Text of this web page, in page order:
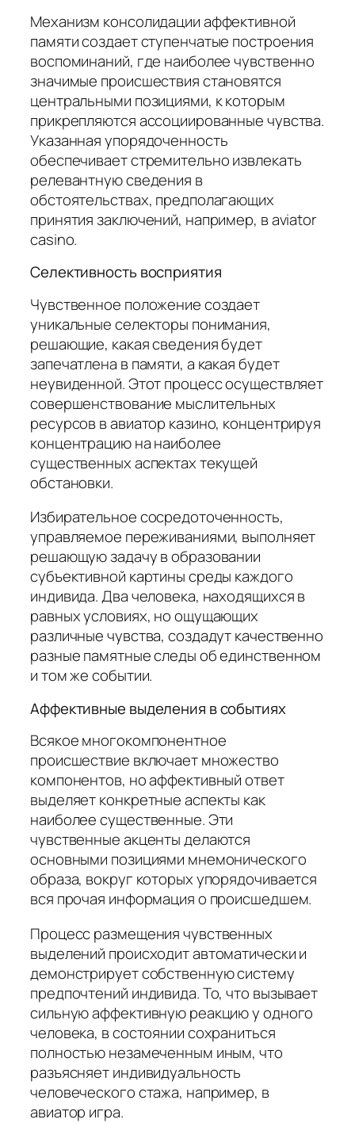
Механизм консолидации аффективной
памяти создает ступенчатые построения
воспоминаний, где наиболее чувственно
значимые происшествия становятся
центральными позициями, к которым
прикрепляются ассоциированные чувства.
Указанная упорядоченность
обеспечивает стремительно извлекать
релевантную сведения в
обстоятельствах, предполагающих
принятия заключений, например, в aviator
casino.
Селективность восприятия
Чувственное положение создает
уникальные селекторы понимания,
решающие, какая сведения будет
запечатлена в памяти, а какая будет
неувиденной. Этот процесс осуществляет
совершенствование мыслительных
ресурсов в авиатор казино, концентрируя
концентрацию на наиболее
существенных аспектах текущей
обстановки.
Избирательное сосредоточенность,
управляемое переживаниями, выполняет
решающую задачу в образовании
субъективной картины среды каждого
индивида. Два человека, находящихся в
равных условиях, но ощущающих
различные чувства, создадут качественно
разные памятные следы об единственном
и том же событии.
Аффективные выделения в событиях
Всякое многокомпонентное
происшествие включает множество
компонентов, но аффективный ответ
выделяет конкретные аспекты как
наиболее существенные. Эти
чувственные акценты делаются
основными позициями мнемонического
образа, вокруг которых упорядочивается
вся прочая информация о происшедшем.
Процесс размещения чувственных
выделений происходит автоматически и
демонстрирует собственную систему
предпочтений индивида. То, что вызывает
сильную аффективную реакцию у одного
человека, в состоянии сохраниться
полностью незамеченным иным, что
разъясняет индивидуальность
человеческого стажа, например, в
авиатор игра.